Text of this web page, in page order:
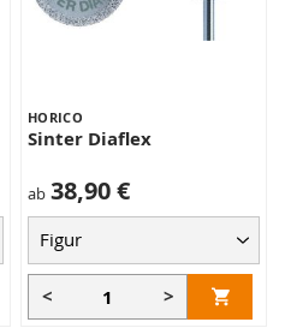
HORICO
Sinter Diaflex
ab 38,90 €
< >